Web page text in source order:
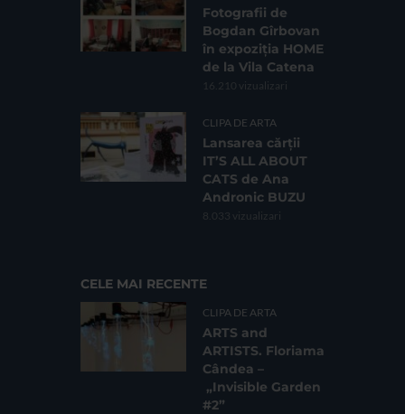
Fotografii de
Bogdan Gîrbovan
în expoziția HOME
de la Vila Catena
16.210 vizualizari
CLIPA DE ARTA
Lansarea cărții
IT’S ALL ABOUT
CATS de Ana
Andronic BUZU
8.033 vizualizari
CELE MAI RECENTE
CLIPA DE ARTA
ARTS and
ARTISTS. Floriama
Cândea –
„Invisible Garden
#2”